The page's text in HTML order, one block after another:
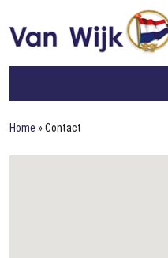
Home »Contact